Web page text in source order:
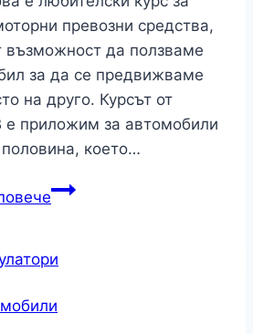
превозни средства,
възможност да ползваме
за да се предвижваме
на друго. Курсът от
е приложим за автомобили
което…
Общи
специфика
повеждането